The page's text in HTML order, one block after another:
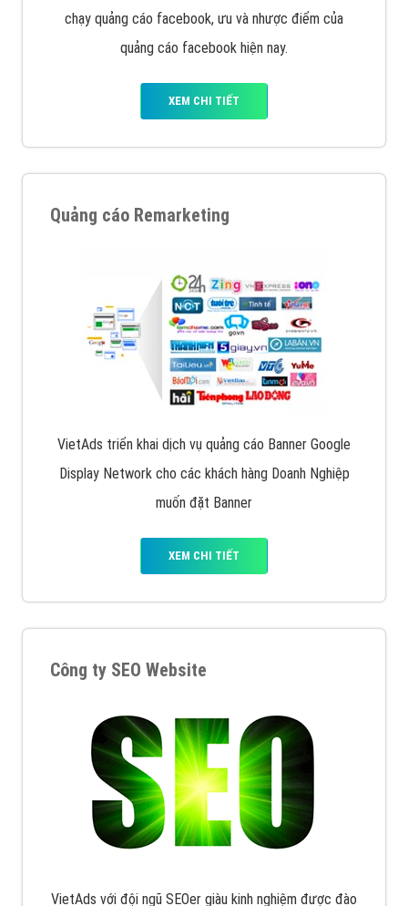
chạy quảng cáo facebook, ưu và nhược điểm của
quảng cáo facebook hiện nay.
XEM CHI TIẾT
Quảng cáo Remarketing
VietAds triển khai dịch vụ quảng cáo Banner Google
Display Network cho các khách hàng Doanh Nghiệp
muốn đặt Banner
XEM CHI TIẾT
Công ty SEO Website
VietAds với đội ngũ SEOer giàu kinh nghiệm được đào